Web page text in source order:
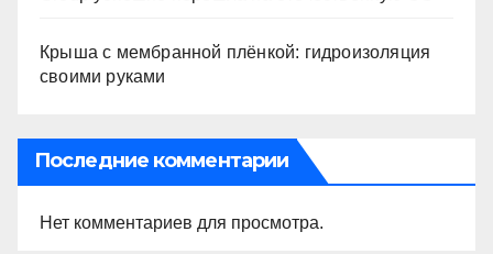
Крыша с мембранной плёнкой: гидроизоляция
своими руками
Последние комментарии
Нет комментариев для просмотра.